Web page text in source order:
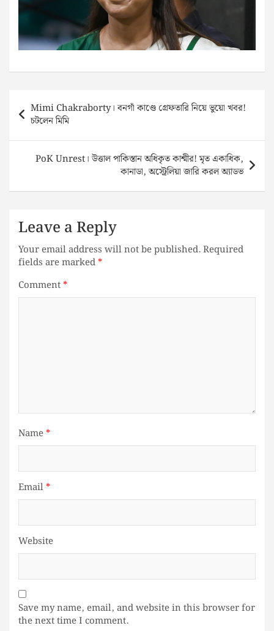
navigation
Mimi Chakraborty। বনগাঁ কাণ্ডে গ্রেফতারি নিয়ে ভুয়ো খবর!
চটলেন মিমি
PoK Unrest। উত্তাল পাকিস্তান অধিকৃত কাশ্মীর! মৃত একাধিক,
কানাডা, অস্ট্রেলিয়া জারি করল অ্যাডভ
Leave a Reply
Your email address will not be published.Required
fields are marked*
Comment*
Name*
Email*
Website
Save my name, email, and website in this browser for
the next time I comment.